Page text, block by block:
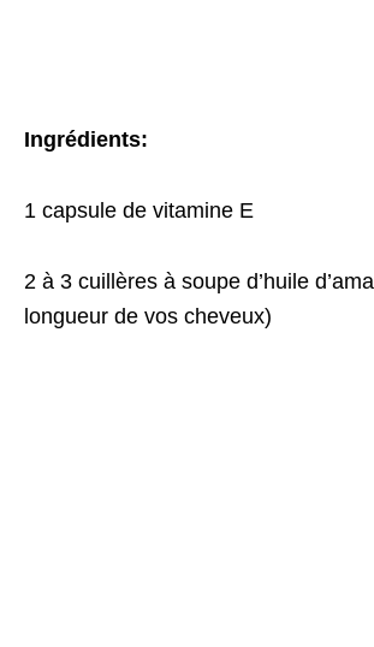
Ingrédients:
1 capsule de vitamine E
2 à 3 cuillères à soupe d’huile
longueur de vos cheveux)